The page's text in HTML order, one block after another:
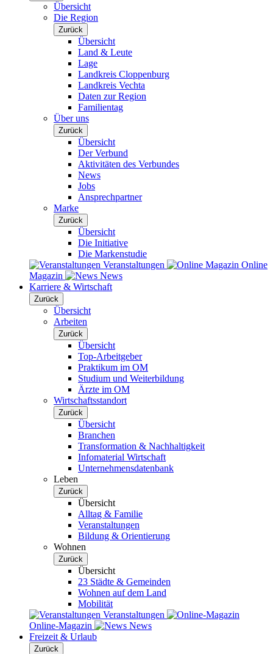
Übersicht
Die Region
Zurück
Übersicht
Land & Leute
Lage
Landkreis Cloppenburg
Landkreis Vechta
Daten zur Region
Familientag
Über uns
Zurück
Übersicht
Der Verbund
Aktivitäten des Verbundes
News
Jobs
Ansprechpartner
Marke
Zurück
Übersicht
Die Initiative
Die Markenstudie
Veranstaltungen
Online
Magazin
News
Karriere & Wirtschaft
Zurück
Übersicht
Arbeiten
Zurück
Übersicht
Top-Arbeitgeber
Praktikum im OM
Studium und Weiterbildung
Ärzte im OM
Wirtschaftsstandort
Zurück
Übersicht
Branchen
Transformation & Nachhaltigkeit
Infomaterial Wirtschaft
Unternehmensdatenbank
Leben
Zurück
Übersicht
Alltag & Familie
Veranstaltungen
Bildung & Orientierung
Wohnen
Zurück
Übersicht
23 Städte & Gemeinden
Wohnen auf dem Land
Mobilität
Veranstaltungen
Online-Magazin
News
Freizeit & Urlaub
Zurück